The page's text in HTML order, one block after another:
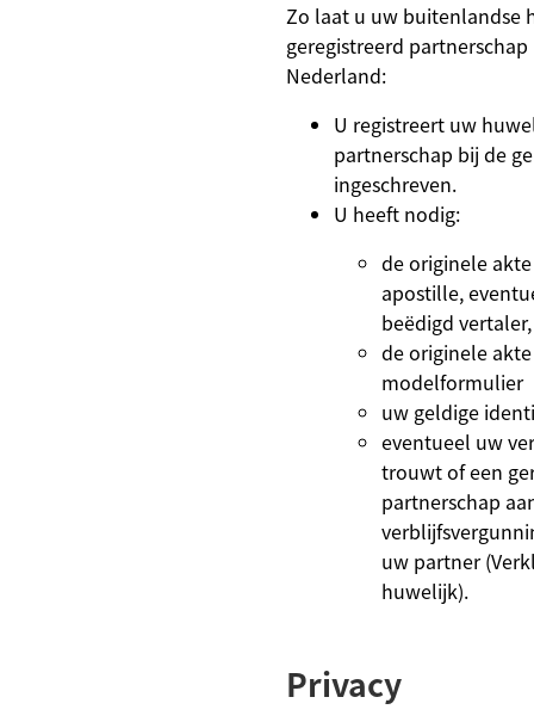
Zo laat u uw buitenlandse
geregistreerd
Nederland:
U registreert uw
partnerschap bij de
ingeschreven.
U heeft nodig:
de originele
apostille,
beëdigd
de originele
modelformulier
uw geldige
eventueel uw
trouwt of een
partnerschap
uw partner
huwelijk).
Privacy